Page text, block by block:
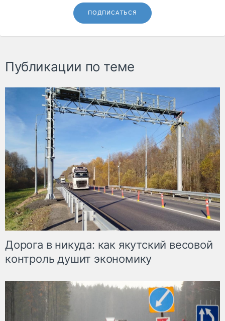
ПОДПИСАТЬСЯ
Публикации по теме
Дорога в никуда: как якутский весовой
контроль душит экономику